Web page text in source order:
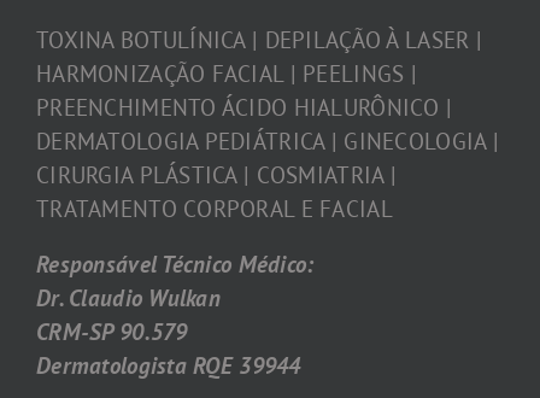
TOXINA BOTULÍNICA | DEPILAÇÃO À LASER |
HARMONIZAÇÃO FACIAL | PEELINGS |
PREENCHIMENTO ÁCIDO HIALURÔNICO |
DERMATOLOGIA PEDIÁTRICA | GINECOLOGIA |
CIRURGIA PLÁSTICA | COSMIATRIA |
TRATAMENTO CORPORAL E FACIAL
Responsável Técnico Médico:
Dr. Claudio Wulkan
CRM-SP 90.579
Dermatologista RQE 39944